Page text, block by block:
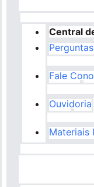
Central
Fale
Ouvidoria
Materiais